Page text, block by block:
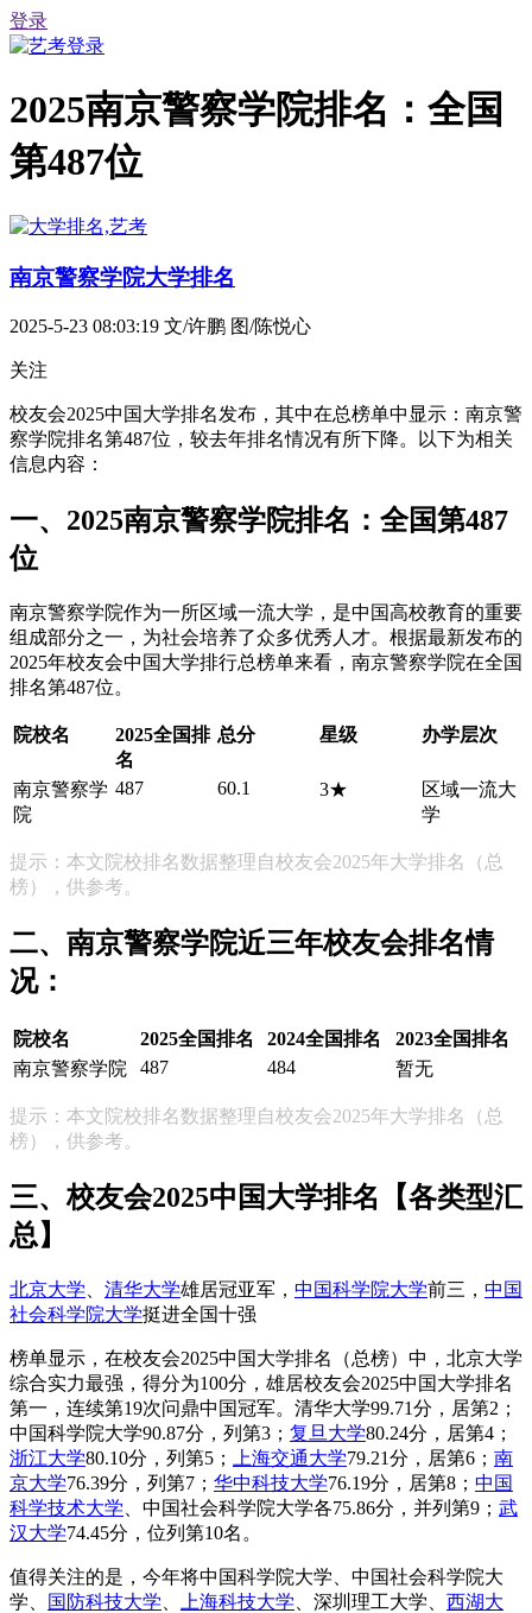
登录
2025南京警察学院排名：全国
第487位
南京警察学院大学排名
2025-5-23 08:03:19 文/许鹏 图/陈悦心
关注
校友会2025中国大学排名发布，其中在总榜单中显示：南京警
察学院排名第487位，较去年排名情况有所下降。以下为相关
信息内容：
一、2025南京警察学院排名：全国第487
位
南京警察学院作为一所区域一流大学，是中国高校教育的重要
组成部分之一，为社会培养了众多优秀人才。根据最新发布的
2025年校友会中国大学排行总榜单来看，南京警察学院在全国
排名第487位。
院校名
2025全国排
名
总分 星级 办学层次
南京警察学
院
487 60.1 3★
区域一流大
学
提示：本文院校排名数据整理自校友会2025年大学排名（总
榜），供参考。
二、南京警察学院近三年校友会排名情
况：
院校名 2025全国排名 2024全国排名
2023全国排名
南京警察学院
487 484 暂无
提示：本文院校排名数据整理自校友会2025年大学排名（总
榜），供参考。
三、校友会2025中国大学排名【各类型汇
总】
北京大学 清华大学雄居冠亚军， 中国科学院大学前三， 中国
社会科学院大学挺进全国十强
榜单显示，在校友会2025中国大学排名（总榜）中，北京大学
综合实力最强，得分为100分，雄居校友会2025中国大学排名
第一，连续第19次问鼎中国冠军。清华大学99.71分，居第2；
中国科学院大学90.87分，列第3； 复旦大学80.24分，居第4；
浙江大学80.10分，列第5； 上海交通大学79.21分，居第6； 南
京大学76.39分，列第7； 华中科技大学76.19分，居第8； 中国
科学技术大学 、中国社会科学院大学各75.86分，并列第9； 武
汉大学74.45分，位列第10名。
值得关注的是，今年将中国科学院大学、中国社会科学院大
学、
国防科技大学 上海科技大学 、深圳理工大学、 西湖大